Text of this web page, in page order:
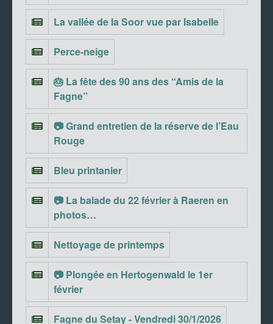
La vallée de la Soor vue par Isabelle
Perce-neige
🎂 La fête des 90 ans des “Amis de la
Fagne”
📷 Grand entretien de la réserve de l’Eau
Rouge
Bleu printanier
📷 La balade du 22 février à Raeren en
photos…
Nettoyage de printemps
📷 Plongée en Hertogenwald le 1er
février
Fagne du Setay - Vendredi 30/1/2026